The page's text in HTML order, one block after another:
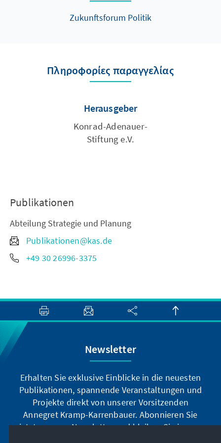
(Einleitung, Seite 6)
Zukunftsforum Politik
Πληροφορίες παραγγελίας
Herausgeber
Konrad-Adenauer-
Stiftung e.V.
Publikationen
Abteilung Strategie und Planung
Publikationen@kas.de
+49 30 26996-3375
Newsletter
Erhalten Sie exklusive Einblicke in die neuesten
Publikationen, spannende Veranstaltungen und
Projekte direkt von unserer Vorsitzenden
Annegret Kramp-Karrenbauer. Abonnieren Sie
jetzt unseren Newsletter und bleiben Sie immer